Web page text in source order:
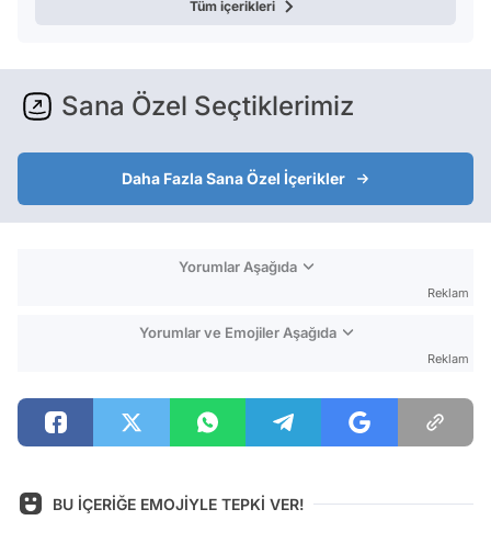
Tüm içerikleri
Sana Özel Seçtiklerimiz
Daha Fazla Sana Özel İçerikler
Yorumlar Aşağıda
Reklam
Yorumlar ve Emojiler Aşağıda
Reklam
BU İÇERİĞE EMOJİYLE TEPKİ VER!